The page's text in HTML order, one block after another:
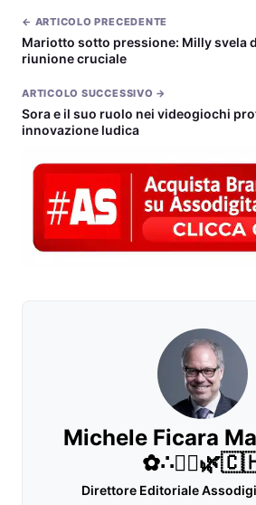
← ARTICOLO PRECEDENTE
Mariotto sotto pressione: Milly svela
riunione cruciale
ARTICOLO SUCCESSIVO →
Sora e il suo ruolo nei videogiochi
innovazione ludica
Michele Ficara
Direttore Editoriale